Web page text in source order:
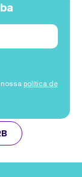
política de